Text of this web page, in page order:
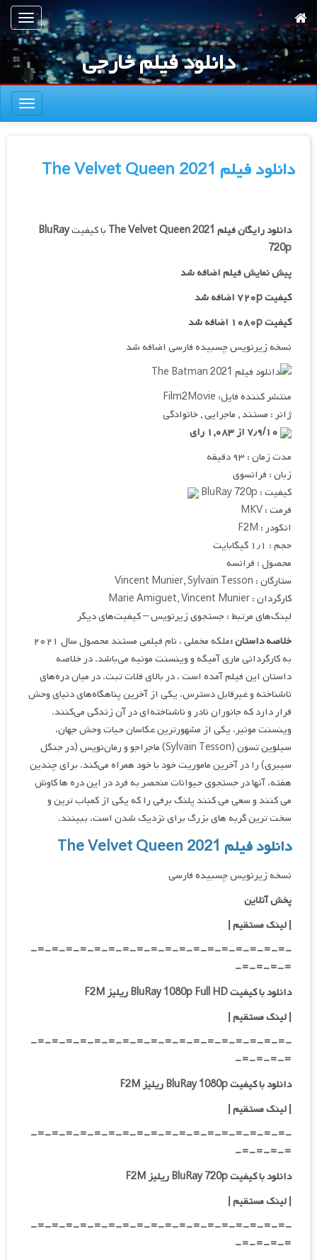
به
محتوای
اصلی
ناوبری
دانلود فیلم خارجی
ناوبری
دانلود فیلم The Velvet Queen 2021
دانلود رایگان فیلم The Velvet Queen 2021 با کیفیتBluRay
720p
پیش نمایش فیلم اضافه شد
کیفیت ۷۲۰p اضافه شد
کیفیت ۱۰۸۰p اضافه شد
نسخه زیرنویس چسبیده فارسی اضافه شد
منتشر کننده فایل: Film2Movie
ژانر : مستند , ماجرایی , خانوادگی
مدت زمان : ۹۳ دقیقه
زبان : فرانسوی
کیفیت : BluRay 720p
فرمت : MKV
انکودر : F2M
حجم : ۱٫۱ گیگابایت
محصول : فرانسه
ستارگان : Vincent Munier, Sylvain Tesson
کارگردان : Marie Amiguet, Vincent Munier
لینک‌های مرتبط : جستجوی زیرنویس – کیفیت‌های دیگر
خلاصه داستان :
ملکه مخملی ، نام فیلمی مستند محصول سال ۲۰۲۱
به کارگردانی ماری آمیگه و وینسنت مونیه می‌باشد. در خلاصه
داستان این فیلم آمده است ، در بالای فلات تبت. در میان دره‌های
ناشناخته و غیرقابل دسترس، یکی از آخرین پناهگاه‌های دنیای وحش
قرار دارد که جانوران نادر و ناشناخته‌ای در آن زندگی می‌کنند.
وینسنت مونیر، یکی از مشهورترین عکاسان حیات وحش جهان،
سیلوین تسون (Sylvain Tesson) ماجراجو و رمان‌نویس (در جنگل
سیبری) را در آخرین ماموریت خود با خود همراه می‌کند. برای چندین
هفته، آنها در جستجوی حیوانات منحصر به فرد در این دره ها کاوش
می کنند و سعی می کنند پلنگ برفی را که یکی از کمیاب ترین و
سخت ترین گربه های بزرگ برای نزدیک شدن است، ببینند.
دانلود فیلم The Velvet Queen 2021
نسخه زیرنویس چسبیده فارسی
پخش آنلاین
| لینک مستقیم|
-=-=-=-=-=-=-=-=-=-=-=-=-=-=-=-=-=-=-
=-=-=-=-
دانلود با کیفیت BluRay 1080p Full HD ریلیز F2M
|لینک مستقیم|
-=-=-=-=-=-=-=-=-=-=-=-=-=-=-=-=-=-=-
=-=-=-=-
دانلود با کیفیت BluRay 1080p ریلیز F2M
|لینک مستقیم|
-=-=-=-=-=-=-=-=-=-=-=-=-=-=-=-=-=-=-
=-=-=-=-
دانلود با کیفیت BluRay 720p ریلیز F2M
| لینک مستقیم|
-=-=-=-=-=-=-=-=-=-=-=-=-=-=-=-=-=-=-
=-=-=-=-